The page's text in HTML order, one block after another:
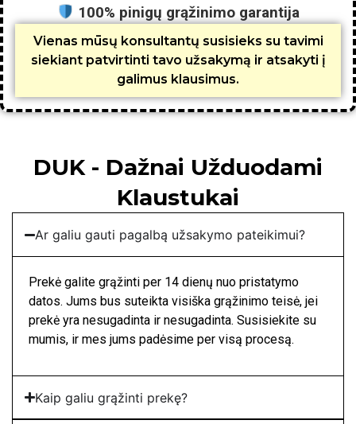
100% pinigų grąžinimo garantija
Vienas mūsų konsultantų susisieks su tavimi
siekiant patvirtinti tavo užsakymą ir atsakyti į
galimus klausimus.
DUK - Dažnai Užduodami
Klaustukai
Ar galiu gauti pagalbą užsakymo pateikimui?
Prekė galite grąžinti per 14 dienų nuo pristatymo
datos. Jums bus suteikta visiška grąžinimo teisė, jei
prekė yra nesugadinta ir nesugadinta. Susisiekite su
mumis, ir mes jums padėsime per visą procesą.
Kaip galiu grąžinti prekę?